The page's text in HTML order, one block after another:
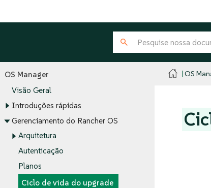
OS Manager
Visão Geral
Introduções rápidas
Gerenciamento do Rancher OS
Arquitetura
Autenticação
Planos
Ciclo de vida do upgrade
OS